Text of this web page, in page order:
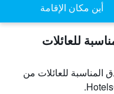
أين مكان الإقامة
للعائلات
المناسبة للعائلات من